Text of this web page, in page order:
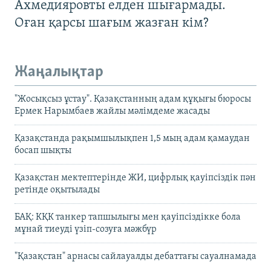
Ахмедияровты елден шығармады.
Оған қарсы шағым жазған кім?
Жаңалықтар
"Жосықсыз ұстау". Қазақстанның адам құқығы бюросы
Ермек Нарымбаев жайлы мәлімдеме жасады
Қазақстанда рақымшылықпен 1,5 мың адам қамаудан
босап шықты
Қазақстан мектептерінде ЖИ, цифрлық қауіпсіздік пән
ретінде оқытылады
БАҚ: КҚК танкер тапшылығы мен қауіпсіздікке бола
мұнай тиеуді үзіп-созуға мәжбүр
"Қазақстан" арнасы сайлауалды дебаттағы сауалнамада